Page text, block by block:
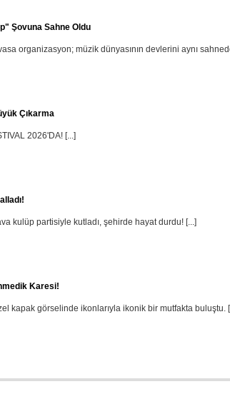
Şovuna Sahne Oldu
organizasyon; müzik dünyasının devlerini aynı
Çıkarma
2026'DA! [...]
kulüp partisiyle kutladı, şehirde hayat durdu! [...]
Karesi!
kapak görselinde ikonlarıyla ikonik bir mutfakta buluştu.